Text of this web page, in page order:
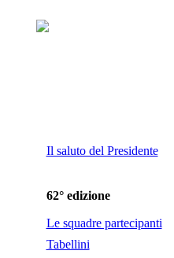
Il saluto del Presidente
62° edizione
Le squadre partecipanti
Tabellini